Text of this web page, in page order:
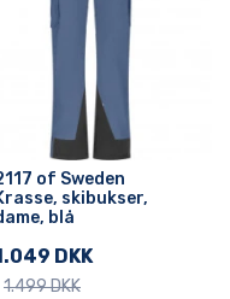
of Sweden
skibukser,
blå
DKK
1.499 DKK